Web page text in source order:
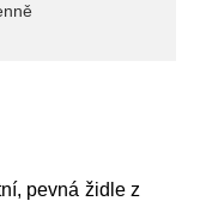
pevná židle z